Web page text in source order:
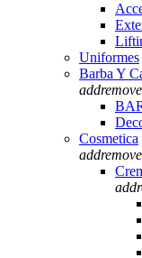
Uniformes
Barba Y
addremove
Cosmetica
addremove
add